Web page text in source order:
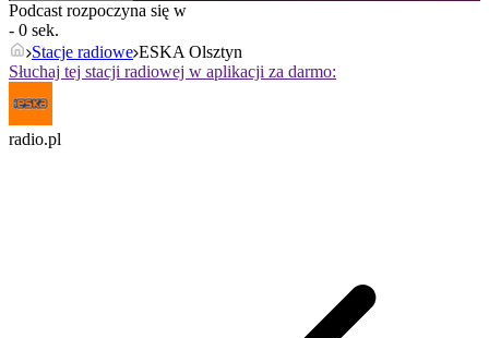
Podcast rozpoczyna się w
- 0 sek.
Stacje radiowe ESKA Olsztyn
Słuchaj tej stacji radiowej w aplikacji za darmo:
radio.pl